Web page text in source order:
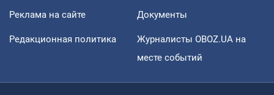
Реклама на сайте Документы
Редакционная политика
Журналисты OBOZ.UA на
месте событий